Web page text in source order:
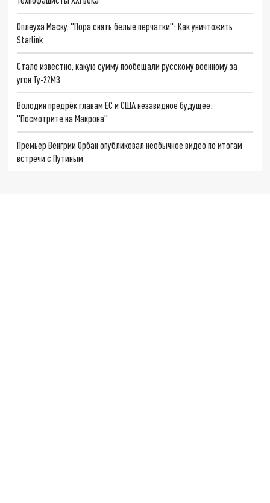
Оплеуха Маску. "Пора снять белые перчатки": Как уничтожить
Starlink
Стало известно, какую сумму пообещали русскому военному за
угон Ту-22М3
Володин предрёк главам ЕС и США незавидное будущее:
"Посмотрите на Макрона"
Премьер Венгрии Орбан опубликовал необычное видео по итогам
встречи с Путиным